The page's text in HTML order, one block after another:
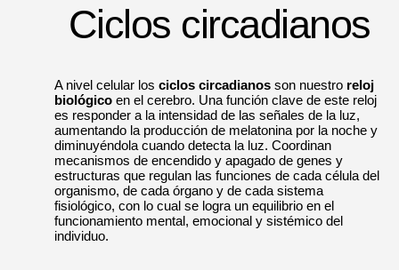
Ciclos circadianos
A nivel celular los ciclos circadianosson nuestro reloj
biológicoen el cerebro. Una función clave de este reloj
es responder a la intensidad de las señales de la luz,
aumentando la producción de melatonina por la noche y
diminuyéndola cuando detecta la luz. Coordinan
mecanismos de encendido y apagado de genes y
estructuras que regulan las funciones de cada célula del
organismo, de cada órgano y de cada sistema
fisiológico, con lo cual se logra un equilibrio en el
funcionamiento mental, emocional y sistémico del
individuo.